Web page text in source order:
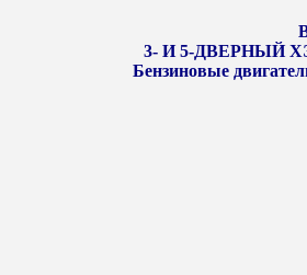
3- И 5-ДВЕРНЫЙ
Бензиновые